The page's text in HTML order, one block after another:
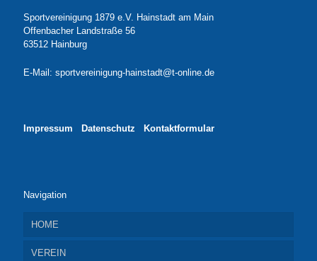
Sportvereinigung 1879 e.V. Hainstadt am Main
Offenbacher Landstraße 56
63512 Hainburg
E-Mail: sportvereinigung-hainstadt@t-online.de
Impressum Datenschutz Kontaktformular
Navigation
HOME
VEREIN